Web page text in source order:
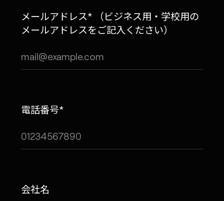
メールアドレス* （ビジネス用・学校用の
メールアドレスをご記入ください）
電話番号*
会社名